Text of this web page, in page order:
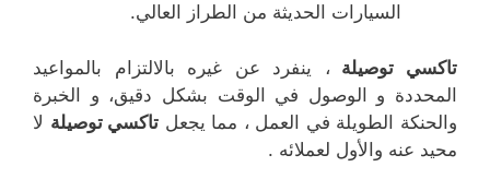
السيارات الحديثة من الطراز العالي.
تاكسي توصيلة ، ينفرد عن غيره بالالتزام بالمواعيد
المحددة و الوصول في الوقت بشكل دقيق، و الخبرة
والحنكة الطويلة في العمل ، مما يجعل تاكسي توصيلة لا
محيد عنه والأول لعملائه .